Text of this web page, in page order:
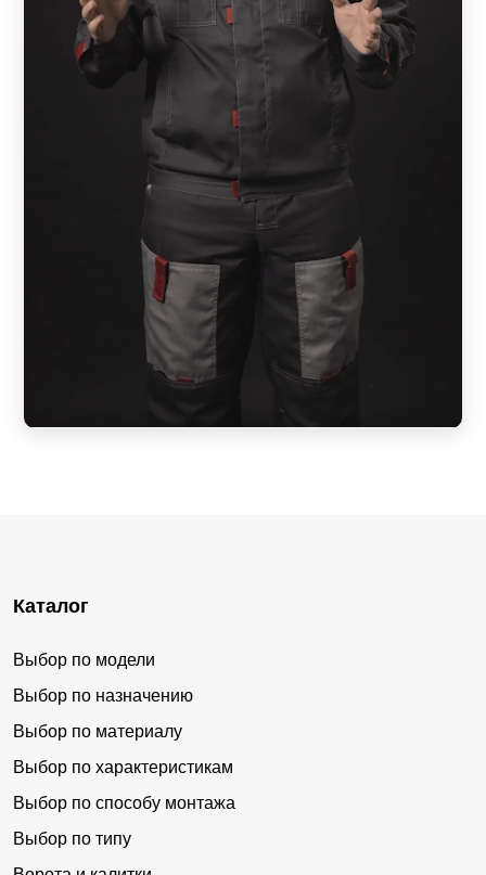
Каталог
Выбор по модели
Выбор по назначению
Выбор по материалу
Выбор по характеристикам
Выбор по способу монтажа
Выбор по типу